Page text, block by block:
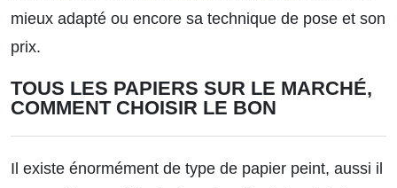
mieux adapté ou encore sa technique de pose et son
prix.
TOUS LES PAPIERS SUR LE MARCHÉ,
COMMENT CHOISIR LE BON
Il existe énormément de type de papier peint, aussi il